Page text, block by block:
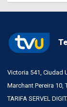
Victoria 541, Ciudad
Marchant Pereira 10,
TARIFA SERVEL